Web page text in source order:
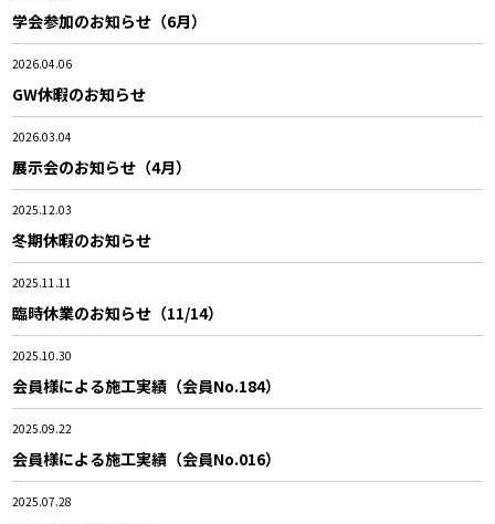
学会参加のお知らせ（6月）
2026.04.06
GW休暇のお知らせ
2026.03.04
展示会のお知らせ（4月）
2025.12.03
冬期休暇のお知らせ
2025.11.11
臨時休業のお知らせ（11/14）
2025.10.30
会員様による施工実績（会員No.184）
2025.09.22
会員様による施工実績（会員No.016）
2025.07.28